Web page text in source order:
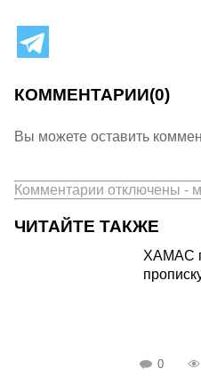
КОММЕНТАРИИ(0)
Вы можете оставить
Комментарии отключены -
ЧИТАЙТЕ ТАКЖЕ
ХАМАС
0